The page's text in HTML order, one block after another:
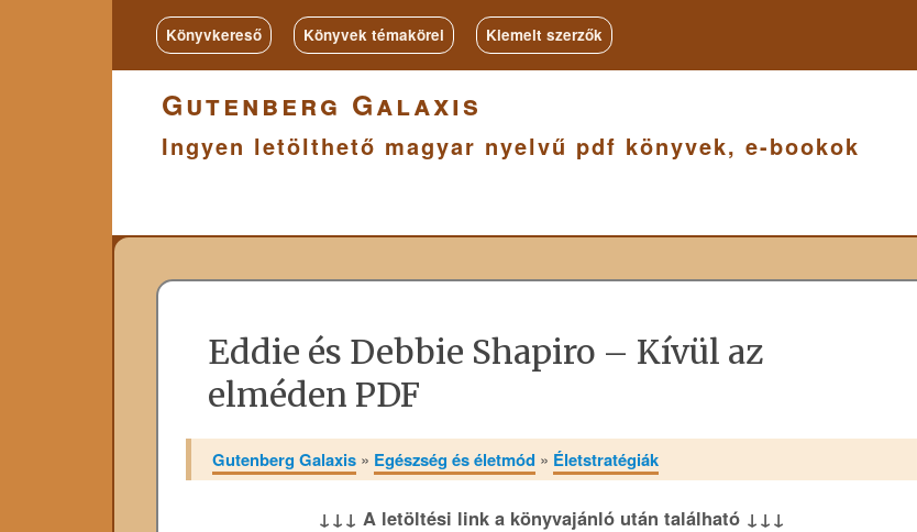
Könyvkereső Könyvek témakörei Kiemelt szerzők
Gutenberg Galaxis
Ingyen letölthető magyar nyelvű pdf könyvek, e-bookok
Eddie és Debbie Shapiro – Kívül az
elméden PDF
Gutenberg Galaxis » Egészség és életmód » Életstratégiák
↓↓↓ A letöltési link a könyvajánló után található ↓↓↓